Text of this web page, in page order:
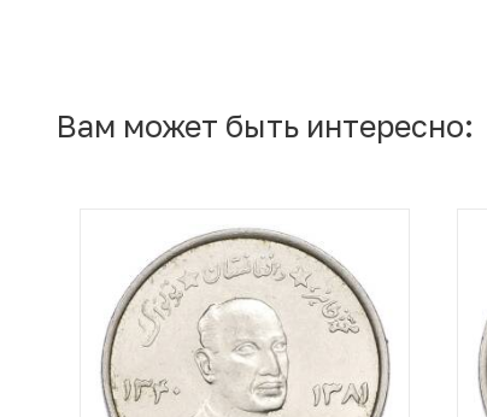
Вам может быть интересно: